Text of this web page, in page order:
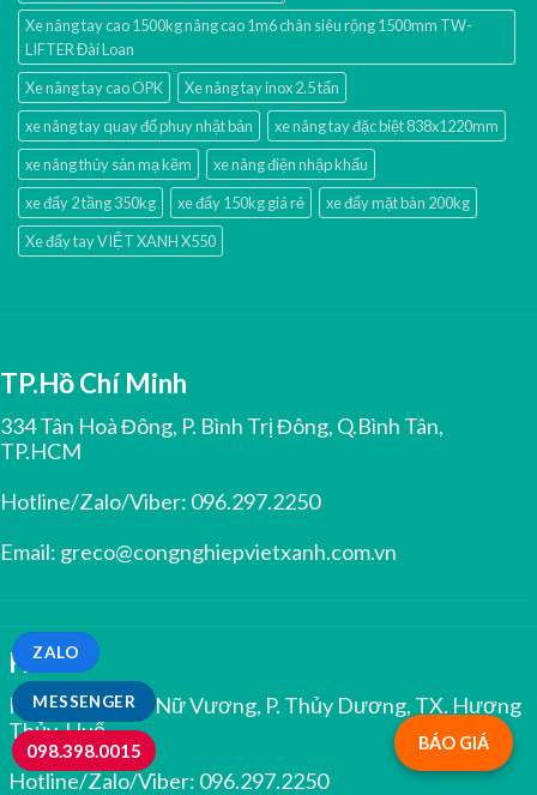
MESSENGER
ZALO
098.398.0015
Xe nâng tay cao 1500kg nâng cao 1m6 chân siêu rộng 1500mm TW-
LIFTER Đài Loan
Xe nâng tay cao OPK
Xe nâng tay inox 2.5 tấn
xe nâng tay quay đổ phuy nhật bản
xe nâng tay đặc biệt 838x1220mm
xe nâng thủy sản mạ kẽm
xe nâng điện nhập khấu
xe đẩy 2 tầng 350kg
xe đẩy 150kg giá rẻ
xe đẩy mặt bàn 200kg
Xe đẩy tay VIỆT XANH X550
TP.Hồ Chí Minh
334 Tân Hoà Đông, P. Bình Trị Đông, Q.Bình Tân,
TP.HCM
Hotline/Zalo/Viber: 096.297.2250
Email: greco@congnghiepvietxanh.com.vn
Huế
Kiệt 344 Trưng Nữ Vương, P. Thủy Dương, TX. Hương
Thủy, Huế
Hotline/Zalo/Viber: 096.297.2250
BÁO GIÁ